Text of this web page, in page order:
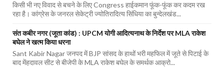
किसी भी नए विवाद से बचने के लिए Congress हाईकमान फूंक-फूंक कर कदम रख
रहा है। कांग्रेस के जनरल सेकेट्री ज्योतिरादित्य सिंधिया का बुन्देलखंड...
संत कबीर नगर (जूता कांड) : UPCM योगी आदित्यनाथ के निर्देश पर MLA राकेश
बघेल ने खत्म किया धरना
Sant Kabir Nagar जनपद में BJP सांसद के हाथों भरी महफिल में जूते से पिटाई के
बाद मेंहदावल सीट से बीजेपी के MLA राकेश बघेल के समर्थक आक्रो...